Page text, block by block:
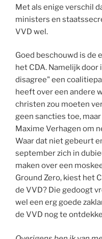
Met als enige verschil
ministers en
VVD wel.
Goed beschouwd is de
het CDA. Namelijk door
disagree" een
heeft over een andere
christen zou moeten
geen sancties toe,
Maxime Verhagen om
Waar dat niet gebeurt
september zich in
maken over een
Ground Zero, kiest het
de VVD? Die gedoogt
wel een erg goede
de VVD nog te